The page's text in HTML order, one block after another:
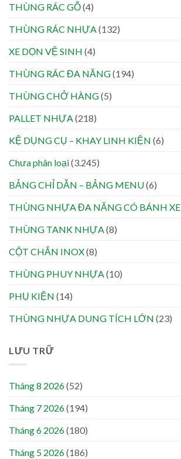
THÙNG RÁC GỖ(4)
THÙNG RÁC NHỰA(132)
XE DỌN VỆ SINH (4)
THÙNG RÁC ĐA NĂNG(194)
THÙNG CHỞ HÀNG(5)
PALLET NHỰA(218)
KỆ DỤNG CỤ – KHAY LINH KIỆN (6)
Chưa phân loại(3.245)
BẢNG CHỈ DẪN – BẢNG MENU(6)
THÙNG NHỰA ĐA NĂNG CÓ BÁNH XE
THÙNG TANK NHỰA(8)
CỘT CHẮN INOX(8)
THÙNG PHUY NHỰA(10)
PHỤ KIỆN (14)
THÙNG NHỰA DUNG TÍCH LỚN (23)
LƯU TRỮ
Tháng 8 2026(52)
Tháng 7 2026(194)
Tháng 6 2026(180)
Tháng 5 2026(186)